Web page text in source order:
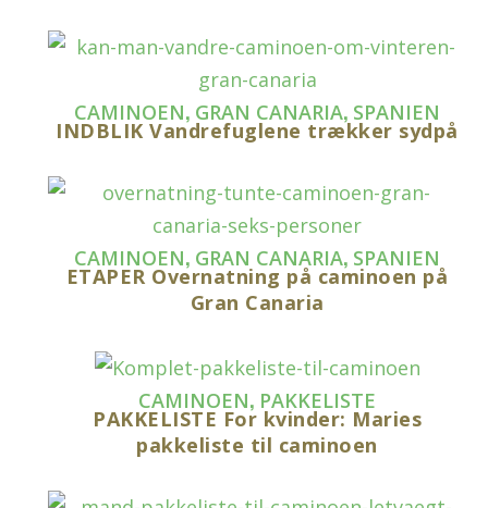
CAMINOEN, GRAN CANARIA, SPANIEN
INDBLIK Vandrefuglene trækker sydpå
CAMINOEN, GRAN CANARIA, SPANIEN
ETAPER Overnatning på caminoen på
Gran Canaria
CAMINOEN, PAKKELISTE
PAKKELISTE For kvinder: Maries
pakkeliste til caminoen